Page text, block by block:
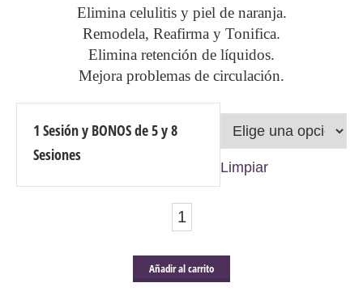
precios:
desde
65,00€
hasta
392,00€
Elimina celulitis y piel de naranja.
Remodela, Reafirma y Tonifica.
Elimina retención de líquidos.
Mejora problemas de circulación.
1 Sesión y BONOS de 5 y 8
Sesiones
Limpiar
MADEROTERAPIA
PRESOTERAPIA
CORPORAL
Añadir al carrito